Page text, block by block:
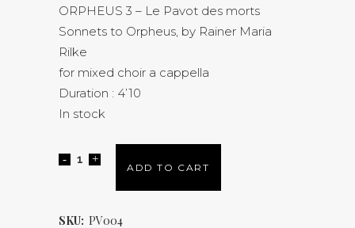
ORPHEUS 3 – Le Pavot des morts
Sonnets to Orpheus, by Rainer Maria
Rilke
for mixed choir a cappella
Duration : 4’10
In stock
ADD TO CART
SKU: PV004